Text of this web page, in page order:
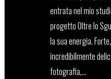
entrata nel mio
progetto Oltre lo
la sua energia.
incredibilmente
fotografia,...